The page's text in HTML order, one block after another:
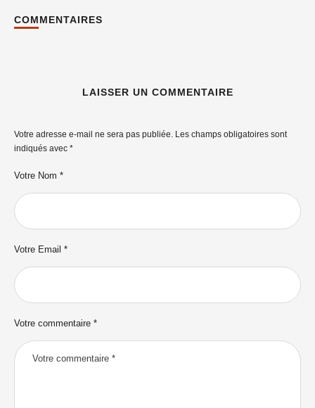
COMMENTAIRES
LAISSER UN COMMENTAIRE
Votre adresse e-mail ne sera pas publiée. Les champs obligatoires sont
indiqués avec *
Votre commentaire *
Votre Nom *
Votre Email *